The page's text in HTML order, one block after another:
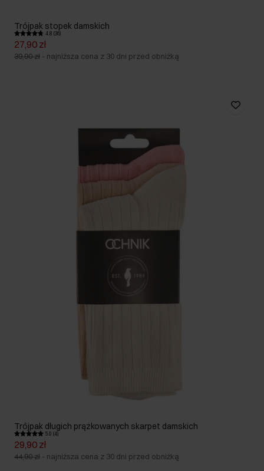
Trójpak stopek damskich
4.8 (36)
27,90 zł
39,90 zł - najniższa cena z 30 dni przed obniżką
Trójpak długich prążkowanych skarpet damskich
5.0 (4)
29,90 zł
44,90 zł - najniższa cena z 30 dni przed obniżką